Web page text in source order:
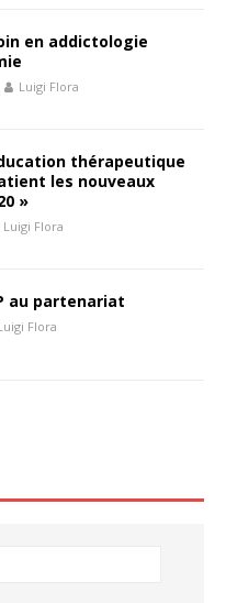
en addictologie
Luigi Flora
thérapeutique
les nouveaux
»
Luigi Flora
au partenariat
Flora